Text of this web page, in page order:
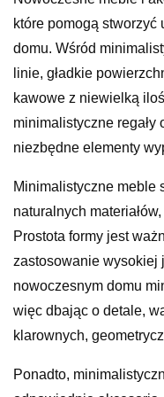
które pomogą
domu. Wśród
linie, gładkie
kawowe z niewielką
minimalistyczne regały
niezbędne elementy
Minimalistyczne meble
naturalnych
Prostota formy jest
zastosowanie wysokiej
nowoczesnym domu
więc dbając o detale,
klarownych,
Ponadto,